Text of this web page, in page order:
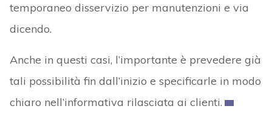
temporaneo disservizio per manutenzioni e via
dicendo.
Anche in questi casi, l’importante è prevedere già
tali possibilità fin dall’inizio e specificarle in modo
chiaro nell’informativa rilasciata ai clienti.